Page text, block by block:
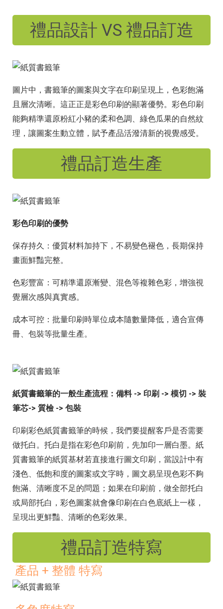
禮品設計 VS 禮品訂造
圖片中，書籤筆的圖案與文字在印刷呈現上，色彩飽滿
且層次清晰。這正正是彩色印刷的顯著優勢。彩色印刷
能夠精準還原粉紅小豬的柔和色調、綠色瓜果的自然紋
理，讓圖案生動立體，賦予產品活潑清新的視覺感受。
禮品訂造生產
彩色印刷的優勢
保存持久：優質材料加持下，不易變色褪色，長期保持
畫面鮮豔完整。
色彩豐富：可精準還原漸變、混色等複雜色彩，增強視
覺層次感與真實感。
成本可控：批量印刷時單位成本隨數量降低，適合宣傳
冊、包裝等批量生產。
紙質書籤筆的一般生產流程：備料 -> 印刷 -> 模切 -> 裝
筆芯-> 質檢 -> 包裝
印刷彩色紙質書籤筆的時候，我們要提醒客戶是否需要
做托白。托白是指在彩色印刷前，先加印一層白墨。紙
質書籤筆的紙質基材若直接進行圖文印刷，當設計中有
淺色、低飽和度的圖案或文字時，圖文易呈現色彩不夠
飽滿、清晰度不足的問題；如果在印刷前，做全部托白
或局部托白，彩色圖案就會像印刷在白色底紙上一樣，
呈現出更鮮豔、清晰的色彩效果。
禮品訂造特寫
產品 + 整體 特寫